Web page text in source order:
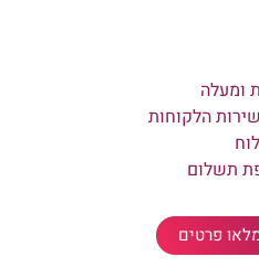
הלקוחות
תשלום
פרטים